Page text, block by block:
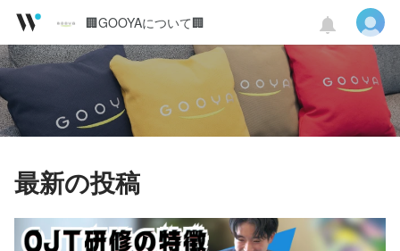
🏢GOOYAについて🏢
最新の投稿